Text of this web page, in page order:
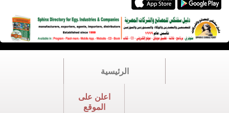
الرئيسية
اعلن على
الموقع